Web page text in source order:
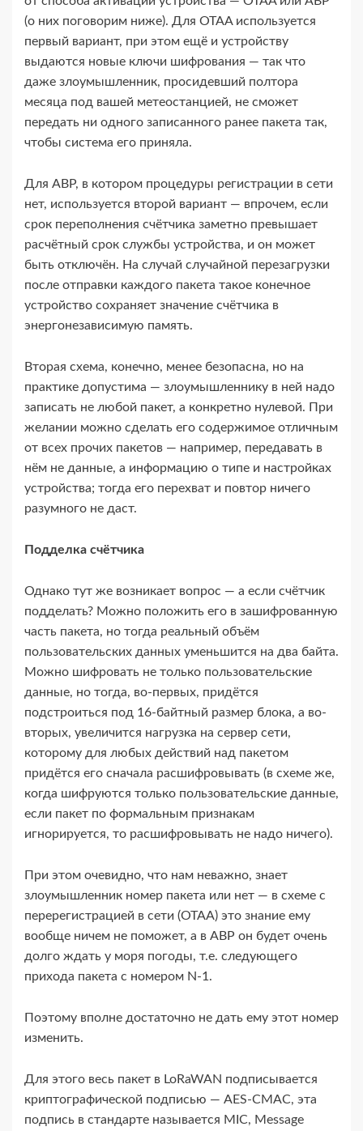
(о них поговорим ниже). Для OTAA используется
первый вариант, при этом ещё и устройству
выдаются новые ключи шифрования — так что
даже злоумышленник, просидевший полтора
месяца под вашей метеостанцией, не сможет
передать ни одного записанного ранее пакета так,
чтобы система его приняла.
Для ABP, в котором процедуры регистрации в сети
нет, используется второй вариант — впрочем, если
срок переполнения счётчика заметно превышает
расчётный срок службы устройства, и он может
быть отключён. На случай случайной перезагрузки
после отправки каждого пакета такое конечное
устройство сохраняет значение счётчика в
энергонезависимую память.
Вторая схема, конечно, менее безопасна, но на
практике допустима — злоумышленнику в ней надо
записать не любой пакет, а конкретно нулевой. При
желании можно сделать его содержимое отличным
от всех прочих пакетов — например, передавать в
нём не данные, а информацию о типе и настройках
устройства; тогда его перехват и повтор ничего
разумного не даст.
Подделка счётчика
Однако тут же возникает вопрос — а если счётчик
подделать? Можно положить его в зашифрованную
часть пакета, но тогда реальный объём
пользовательских данных уменьшится на два байта.
Можно шифровать не только пользовательские
данные, но тогда, во-​первых, придётся
подстроиться под 16-​байтный размер блока, а во-​
вторых, увеличится нагрузка на сервер сети,
которому для любых действий над пакетом
придётся его сначала расшифровывать (в схеме же,
когда шифруются только пользовательские данные,
если пакет по формальным признакам
игнорируется, то расшифровывать не надо ничего).
При этом очевидно, что нам неважно, знает
злоумышленник номер пакета или нет — в схеме с
перерегистрацией в сети (OTAA) это знание ему
вообще ничем не поможет, а в ABP он будет очень
долго ждать у моря погоды, т.е. следующего
прихода пакета с номером N‑1.
Поэтому вполне достаточно не дать ему этот номер
изменить.
Для этого весь пакет в LoRaWAN подписывается
криптографической подписью — AES-​CMAC, эта
подпись в стандарте называется MIC, Message